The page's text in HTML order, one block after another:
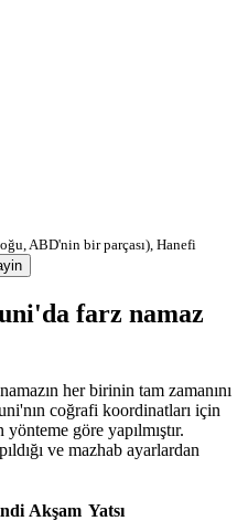
ABD'nin bir parçası), Hanefi
farz namaz
her birinin tam zamanını
coğrafi koordinatları için
göre yapılmıştır.
ve mazhab ayarlardan
Akşam Yatsı